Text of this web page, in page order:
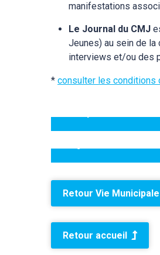
manifestations
Le Journal du CMJ
Jeunes) au sein de la
interviews et/ou des
* consulter les conditions
municipaux
développées par le
Retour Vie Municipale
Retour accueil